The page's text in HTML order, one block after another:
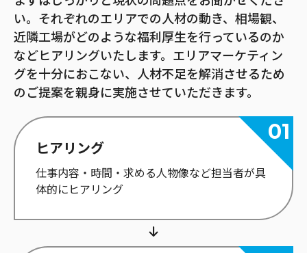
い。それぞれのエリアでの人材の動き、相場観、
近隣工場がどのような福利厚生を行っているのか
などヒアリングいたします。エリアマーケティン
グを十分におこない、人材不足を解消させるため
のご提案を親身に実施させていただきます。
ヒアリング
仕事内容・時間・求める人物像など担当者が具
体的にヒアリング